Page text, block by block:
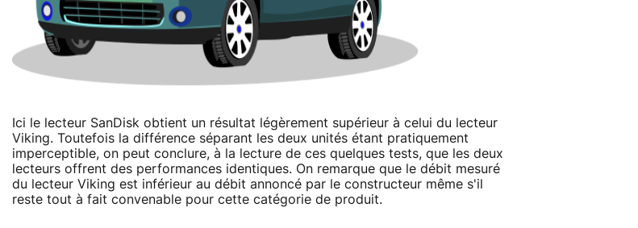
Ici le lecteur SanDisk obtient un résultat légèrement supérieur à celui du lecteur
Viking. Toutefois la différence séparant les deux unités étant pratiquement
imperceptible, on peut conclure, à la lecture de ces quelques tests, que les deux
lecteurs offrent des performances identiques. On remarque que le débit mesuré
du lecteur Viking est inférieur au débit annoncé par le constructeur même s'il
reste tout à fait convenable pour cette catégorie de produit.